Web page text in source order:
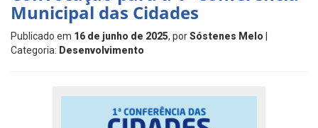
Municipal das Cidades
Publicado em 16 de junho de 2025, porSóstenes Melo
Categoria: Desenvolvimento